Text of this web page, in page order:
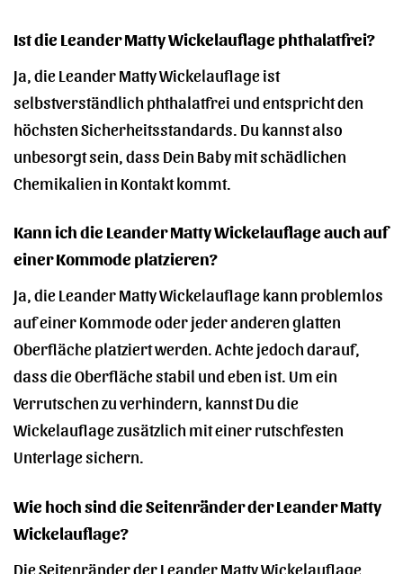
Ist die Leander Matty Wickelauflage phthalatfrei?
Ja, die Leander Matty Wickelauflage ist
selbstverständlich phthalatfrei und entspricht den
höchsten Sicherheitsstandards. Du kannst also
unbesorgt sein, dass Dein Baby mit schädlichen
Chemikalien in Kontakt kommt.
Kann ich die Leander Matty Wickelauflage auch auf
einer Kommode platzieren?
Ja, die Leander Matty Wickelauflage kann problemlos
auf einer Kommode oder jeder anderen glatten
Oberfläche platziert werden. Achte jedoch darauf,
dass die Oberfläche stabil und eben ist. Um ein
Verrutschen zu verhindern, kannst Du die
Wickelauflage zusätzlich mit einer rutschfesten
Unterlage sichern.
Wie hoch sind die Seitenränder der Leander Matty
Wickelauflage?
Die Seitenränder der Leander Matty Wickelauflage